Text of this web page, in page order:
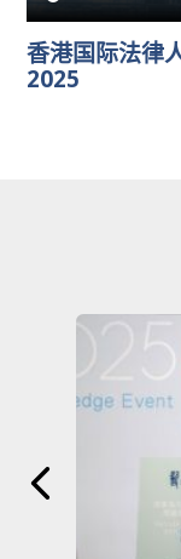
香港国际法律
2025